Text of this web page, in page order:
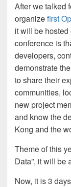
After we talked
organizefirst
it will be
conference is
developers,
demonstrate
to share their
communities,
new project
and know the
Kong and the
Theme of this
Data”, it will be
Now, it is 3